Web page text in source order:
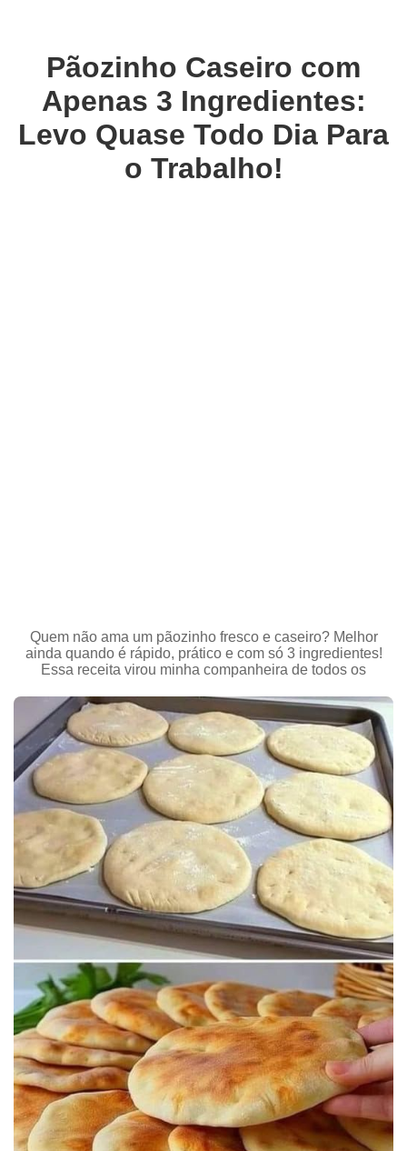
Pãozinho Caseiro com
Apenas 3 Ingredientes:
Levo Quase Todo Dia Para
o Trabalho!
Quem não ama um pãozinho fresco e caseiro? Melhor
ainda quando é rápido, prático e com só 3 ingredientes!
Essa receita virou minha companheira de todos os